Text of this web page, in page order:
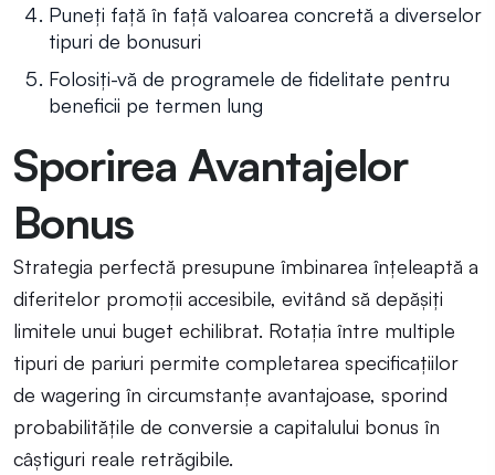
Puneți față în față valoarea concretă a diverselor
tipuri de bonusuri
Folosiți-vă de programele de fidelitate pentru
beneficii pe termen lung
Sporirea Avantajelor
Bonus
Strategia perfectă presupune îmbinarea înțeleaptă a
diferitelor promoții accesibile, evitând să depășiți
limitele unui buget echilibrat. Rotația între multiple
tipuri de pariuri permite completarea specificațiilor
de wagering în circumstanțe avantajoase, sporind
probabilitățile de conversie a capitalului bonus în
câștiguri reale retrăgibile.